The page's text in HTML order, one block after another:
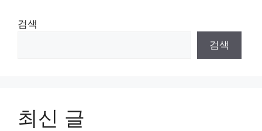
검색
검색
최신 글